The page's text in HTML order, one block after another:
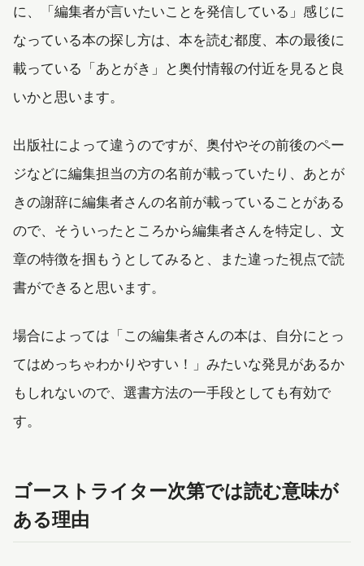
に、「編集者が言いたいことを発信している」感じに
なっている本の探し方は、本を読む都度、本の最後に
載っている「あとがき」と奥付情報の付近を見ると良
いかと思います。
出版社によって違うのですが、奥付やその前後のペー
ジなどに編集担当の方の名前が載っていたり、あとが
きの謝辞に編集者さんの名前が載っていることがある
ので、そういったところから編集者さんを特定し、文
章の特徴を掴もうとしてみると、また違った視点で読
書ができると思います。
場合によっては「この編集者さんの本は、自分にとっ
てはめっちゃわかりやすい！」みたいな発見があるか
もしれないので、選書方法の一手段としても有効で
す。
ゴーストライター次第では読む意味が
ある理由